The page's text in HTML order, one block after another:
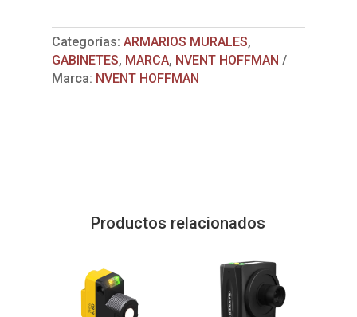
Categorías: ARMARIOS MURALES,
GABINETES, MARCA, NVENT HOFFMAN
Marca: NVENT HOFFMAN
Productos relacionados